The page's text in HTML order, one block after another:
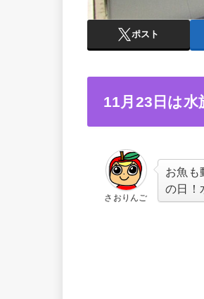
ポスト
11月23日は水
さおりんご
お魚も
の日！